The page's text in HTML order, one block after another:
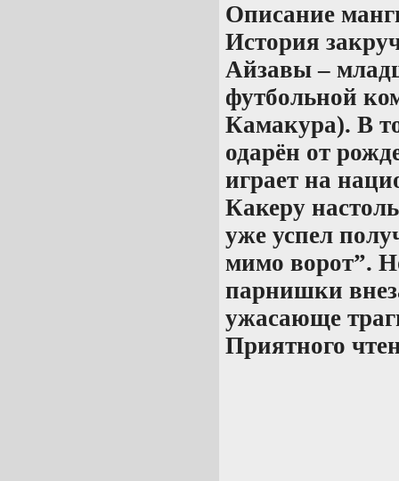
Описание
История
Айзавы –
футбольной
Камакура). В
одарён от
играет на
Какеру
уже успел
мимо ворот”.
парнишки
ужасающе
Приятного